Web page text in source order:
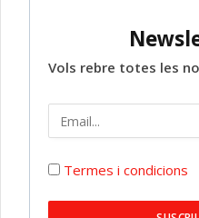
Vols rebre totes les
Termes i condicions